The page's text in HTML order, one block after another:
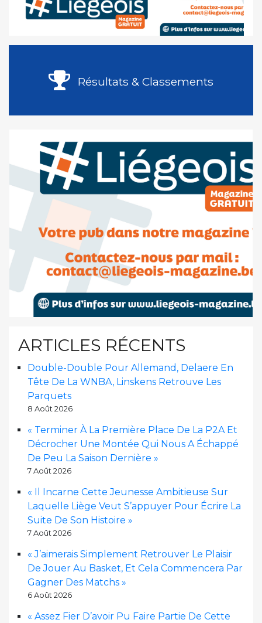
Résultats & Classements
ARTICLES RÉCENTS
Double-Double Pour Allemand, Delaere En
Tête De La WNBA, Linskens Retrouve Les
Parquets
8 Août 2026
« Terminer À La Première Place De La P2A Et
Décrocher Une Montée Qui Nous A Échappé
De Peu La Saison Dernière »
7 Août 2026
« Il Incarne Cette Jeunesse Ambitieuse Sur
Laquelle Liège Veut S’appuyer Pour Écrire La
Suite De Son Histoire »
7 Août 2026
« J’aimerais Simplement Retrouver Le Plaisir
De Jouer Au Basket, Et Cela Commencera Par
Gagner Des Matchs »
6 Août 2026
« Assez Fier D’avoir Pu Faire Partie De Cette